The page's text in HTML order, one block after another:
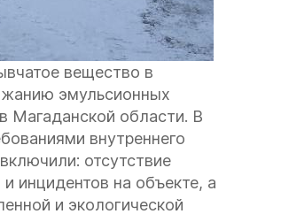
вещество в
эмульсионных
Магаданской области. В
внутреннего
отсутствие
инцидентов на объекте, а
и экологической